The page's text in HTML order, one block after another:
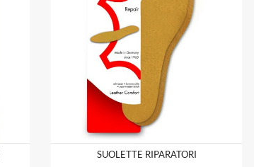
SUOLETTE RIPARATORI